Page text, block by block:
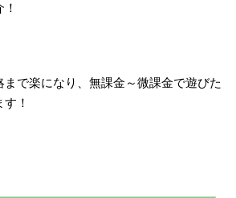
まで楽になり、無課金～微課金で遊びた
！